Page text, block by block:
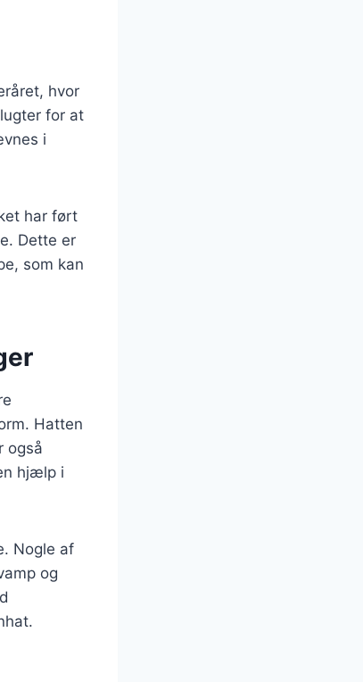
hvor
for at
i
har ført
Dette er
som kan
Hatten
også
hjælp i
Nogle af
og